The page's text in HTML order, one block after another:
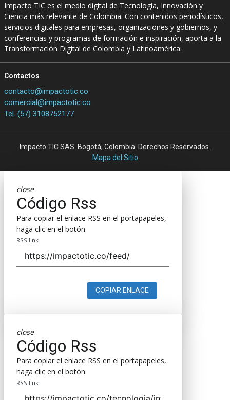
Impacto TIC es el medio digital de Tecnología, Innovación y
Ciencia más relevante de Colombia. Con contenidos periodísticos,
servicios digitales para empresas, organizaciones y gobiernos, y
conferencias y programas de formación e inspiración, aporta a la
Transformación Digital de Colombia y Latinoamérica.
Contactos
contacto@impactotic.co
comercial@impactotic.co
Tel. (57) 3108752177
Impacto TIC SAS. Bogotá, Colombia. Derechos Reservados.
Mapa del Sitio
close
Código Rss
Para copiar el enlace RSS en el portapapeles,
haga clic en el botón.
RSS link
COPIAR ENLACE
close
Código Rss
Para copiar el enlace RSS en el portapapeles,
haga clic en el botón.
RSS link